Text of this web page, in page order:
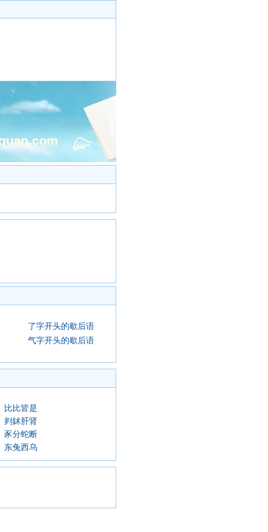
了字开头的歇后语
气字开头的歇后语
比比皆是
刿鉥肝肾
豕分蛇断
东兔西乌